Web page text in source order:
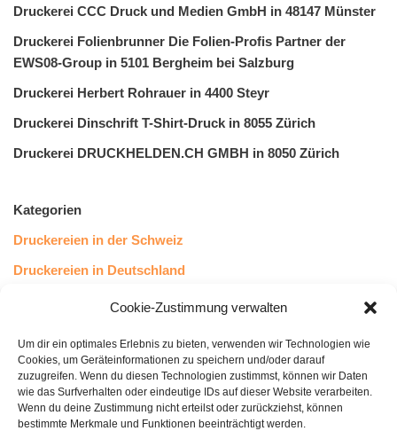
Cookie-Zustimmung verwalten
Um dir ein optimales Erlebnis zu bieten, verwenden wir Technologien wie
Cookies, um Geräteinformationen zu speichern und/oder darauf
zuzugreifen. Wenn du diesen Technologien zustimmst, können wir Daten
wie das Surfverhalten oder eindeutige IDs auf dieser Website verarbeiten.
Wenn du deine Zustimmung nicht erteilst oder zurückziehst, können
bestimmte Merkmale und Funktionen beeinträchtigt werden.
Druckerei CCC Druck und Medien GmbH in 48147 Münster
Druckerei Folienbrunner Die Folien-Profis Partner der
EWS08-Group in 5101 Bergheim bei Salzburg
Druckerei Herbert Rohrauer in 4400 Steyr
Druckerei Dinschrift T-Shirt-Druck in 8055 Zürich
Druckerei DRUCKHELDEN.CH GMBH in 8050 Zürich
Kategorien
Druckereien in der Schweiz
Druckereien in Deutschland
Druckereien in Österreich
Kundenstimmen